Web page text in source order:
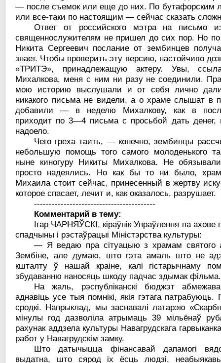
— после съемок или еще до них. По бутафорским
или все-таки по настоящим — сейчас сказать
Ответ от российского мэтра на письмо
священнослужителям не пришел до сих пор. Но
Никита Сергеевич послание от зембинцев
знает. Чтобы проверить эту версию, настойчиво
«ТРИТЭ», принадлежащую актеру. Увы,
Михалкова, меня с ним ни разу не соединили.
мою историю выслушали и от себя лично
никакого письма не видели, а о храме слышат в
добавили — в неделю Михалкову, как в
приходит по 3—4 письма с просьбой дать денег,
надоело.
Чего греха таить, — конечно, зембинцы
небольшую помощь того самого молоденького
ныне киногуру Никиты Михалкова. Не
просто надеялись. Но как бы то ни было, храм
Михаила стоит сейчас, принесенный в жертву
которое спасает, лечит и, как оказалось, разрушает.
-----------------------------------------
Комментарий в тему:
Ігар ЧАРНЯЎСКІ, кіраўнік Упраўлення па ахове
спадчыны і рэстаўрацыі Міністэрства культуры:
— Я ведаю пра сітуацыю з храмам святого
Зембіне, але думаю, што гэта амаль што не
кшталту ў нашай краіне, калі гістарычнаму
збудаванню наносяць шкоду падчас здымак фільма.
На жаль, рэспубліканскі бюджэт
аднавіць усе тыя помнікі, якія гэтага
сродкі. Напрыклад, мы заснавалі латарэю
мінулы год дазволіла атрымаць 39 мільёнаў
рахунак аддзела культуры Навагрудскага
работ у Навагрудскім замку.
Што датычыцца фінансавай дапамогі
выдатна, што сярод іх ёсць людзі,